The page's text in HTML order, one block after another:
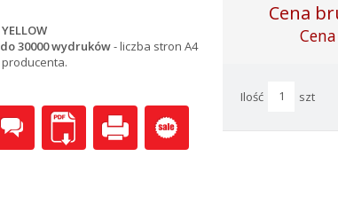
Cena
Ilość szt
do 30000 wydruków- liczba stron A4